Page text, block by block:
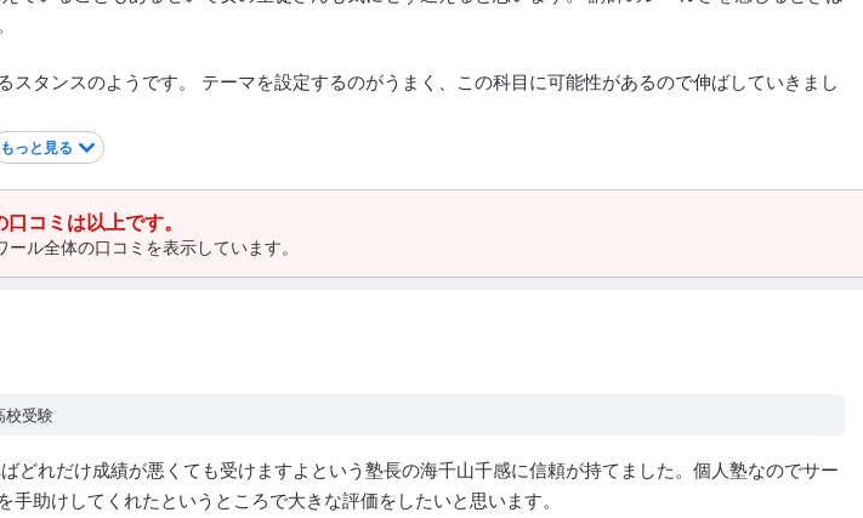
タンスのようです。 テーマを設定するのがうまく、この科目に可能性があるので伸ばしていきまし
田中、花田小の子は自転車でもいいが夜が遅くなると暗くなる印象
もっと見る
コミは以上です。
ル全体の口コミを表示しています。
校受験
れだけ成績が悪くても受けますよという塾長の海千山千感に信頼が持てました。個人塾なのでサー
助けしてくれたというところで大きな評価をしたいと思います。